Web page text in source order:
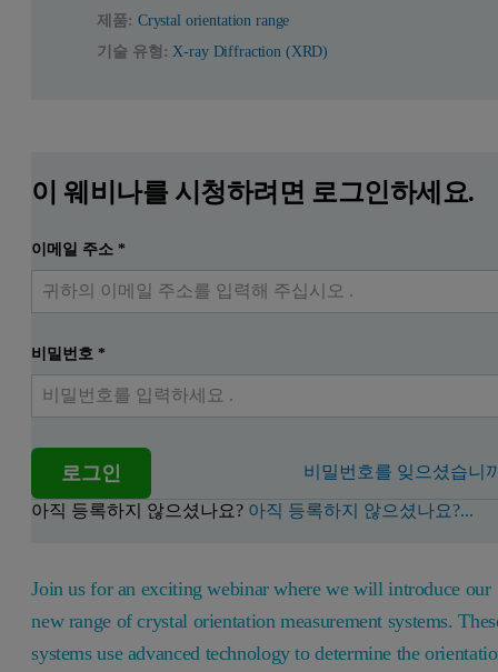
제품: Crystal orientation range
기술 유형: X-ray Diffraction (XRD)
이 웨비나를 시청하려면 로그인하세요.
이메일 주소*
비밀번호*
로그인 비밀번호를 잊으셨습니
아직 등록하지 않으셨나요? 아직 등록하지 않으셨나요?...
Join us for an exciting webinar where we will introduce our
new range of crystal orientation measurement systems.
systems use advanced technology to determine the